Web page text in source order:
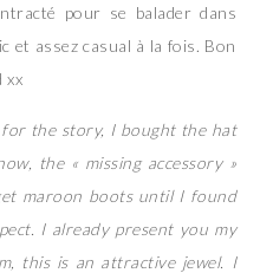
pour se balader dans
et assez casual à la fois. Bon
xx
the story, I bought the hat
the « missing accessory »
maroon boots until I found
I already present you my
this is an attractive jewel. I